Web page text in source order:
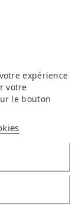
expérience
votre
le bouton